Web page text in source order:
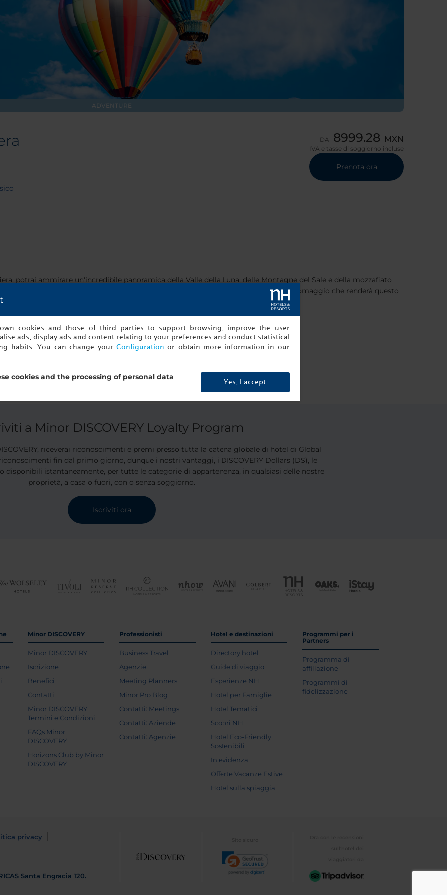
ADVENTURE
DA 8999.28 MXN
IVA e tasse di soggiorno incluse
Prenota ora
potrai ammirare un'incredibile panoramica della Valle della Luna, delle Montagne del Sale e della mozzafiato
sempre. In qualità di stimato titolare, ti verrà offerta una bottiglia di spumante in omaggio che renderà questo
the weather conditions of the day
a Minor DISCOVERY Loyalty Program
riceverai riconoscimenti e premi presso tutta la catena globale di hotel di Global
fin dal primo giorno, dunque i nostri vantaggi, i DISCOVERY Dollars (D$), le
disponibili istantaneamente, per tutte le categorie di appartenenza, in qualsiasi delle nostre
proprietà, a casa o fuori, con o senza soggiorno.
Iscriviti ora
Minor DISCOVERY
Minor DISCOVERY
Iscrizione
Benefici
Contatti
Minor DISCOVERY
Termini e Condizioni
FAQs Minor
DISCOVERY
Horizons Club by Minor
DISCOVERY
Professionisti
Business Travel
Agenzie
Meeting Planners
Minor Pro Blog
Contatti: Meetings
Contatti: Aziende
Contatti: Agenzie
Hotel e destinazioni
Directory hotel
Guide di viaggio
Esperienze NH
Hotel per Famiglie
Hotel Tematici
Scopri NH
Hotel Eco-Friendly
Sostenibili
In evidenza
Offerte Vacanze Estive
Hotel sulla spiaggia
Programmi per i
Partners
Programma di
affiliazione
Programmi di
fidelizzazione
privacy
Santa Engracia 120.
cookies and those of third parties to support browsing, improve the user
ads, display ads and content relating to your preferences and conduct statistical
habits. You can change your Configuration or obtain more information in our
cookies and the processing of personal data
Yes, I accept